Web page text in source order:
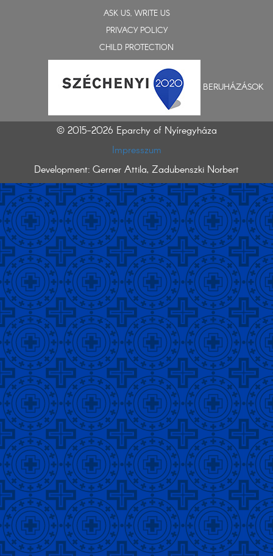
ASK US, WRITE US
PRIVACY POLICY
CHILD PROTECTION
BERUHÁZÁSOK
© 2015-2026 Eparchy of Nyíregyháza
Impresszum
Development: Gerner Attila, Zadubenszki Norbert